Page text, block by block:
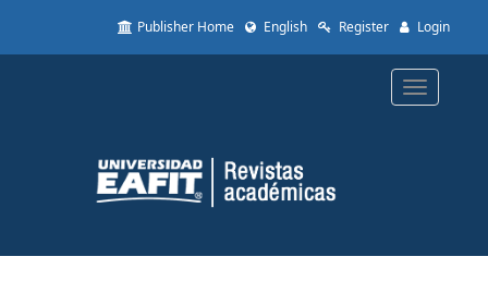
to
Content
Sidebar
Publisher Home English Register Login
Toggle